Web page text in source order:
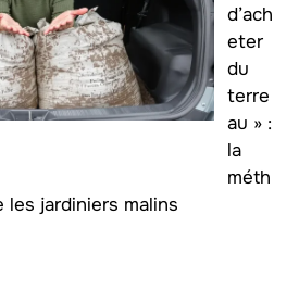
d’ach
eter
du
terre
au » :
la
méth
jardiniers malins